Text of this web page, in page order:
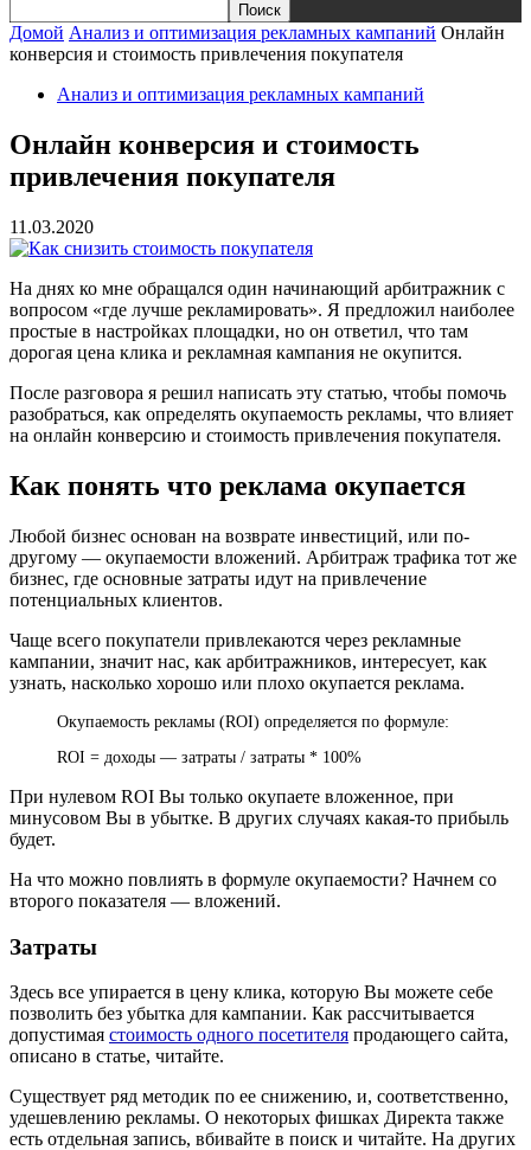
Домой Анализ и оптимизация рекламных кампаний Онлайн
конверсия и стоимость привлечения покупателя
Анализ и оптимизация рекламных кампаний
Онлайн конверсия и стоимость
привлечения покупателя
11.03.2020
На днях ко мне обращался один начинающий арбитражник с
вопросом «где лучше рекламировать». Я предложил наиболее
простые в настройках площадки, но он ответил, что там
дорогая цена клика и рекламная кампания не окупится.
После разговора я решил написать эту статью, чтобы помочь
разобраться, как определять окупаемость рекламы, что влияет
на онлайн конверсию и стоимость привлечения покупателя.
Как понять что реклама окупается
Любой бизнес основан на возврате инвестиций, или по-
другому — окупаемости вложений. Арбитраж трафика тот же
бизнес, где основные затраты идут на привлечение
потенциальных клиентов.
Чаще всего покупатели привлекаются через рекламные
кампании, значит нас, как арбитражников, интересует, как
узнать, насколько хорошо или плохо окупается реклама.
Окупаемость рекламы (ROI) определяется по формуле:
ROI = доходы — затраты / затраты * 100%
При нулевом ROI Вы только окупаете вложенное, при
минусовом Вы в убытке. В других случаях какая-то прибыль
будет.
На что можно повлиять в формуле окупаемости? Начнем со
второго показателя — вложений.
Затраты
Здесь все упирается в цену клика, которую Вы можете себе
позволить без убытка для кампании. Как рассчитывается
допустимая стоимость одного посетителя продающего сайта,
описано в статье, читайте.
Существует ряд методик по ее снижению, и, соответственно,
удешевлению рекламы. О некоторых фишках Директа также
есть отдельная запись, вбивайте в поиск и читайте. На других